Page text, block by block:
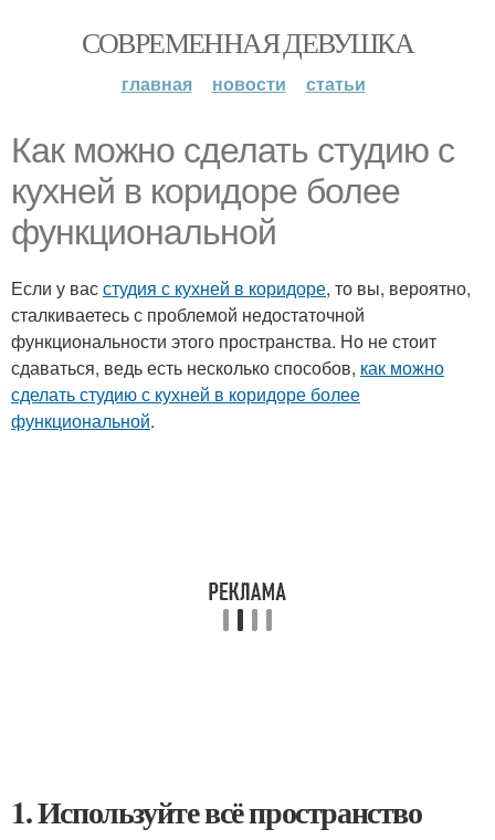
СОВРЕМЕННАЯ ДЕВУШКА
главная новости статьи
Как можно сделать студию с
кухней в коридоре более
функциональной
Если у васстудия с кухней в коридоре, то вы, вероятно,
сталкиваетесь с проблемой недостаточной
функциональности этого пространства. Но не стоит
сдаваться, ведь есть несколько способов, как можно
сделать студию с кухней в коридоре более
функциональной.
1. Используйте всё пространство